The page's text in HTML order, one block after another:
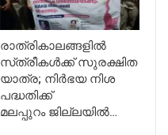
രാത്രികാലങ്ങളിൽ
സ്‌ത്രീകൾക്ക് സുരക്ഷിത
യാത്ര; നിർഭയ നിശ
പദ്ധതിക്ക്
മലപ്പുറം ജില്ലയിൽ…